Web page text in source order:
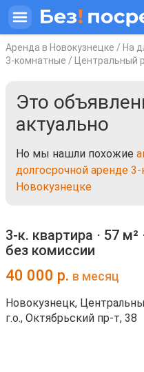
Аренда в Новокузнецке / На
3-комнатные / Центральный
Это
актуально
Но мы нашли похожие
долгосрочной аренде
Новокузнецке
3-к. квартира ⋅ 57 м²
без комиссии
40 000 р. в месяц
Новокузнецк,
г.о., Октябрьский пр-т, 38